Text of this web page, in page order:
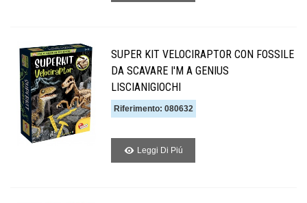
SUPER KIT VELOCIRAPTOR CON FOSSILE
DA SCAVARE I'M A GENIUS
LISCIANIGIOCHI
Riferimento: 080632
Leggi Di Piú